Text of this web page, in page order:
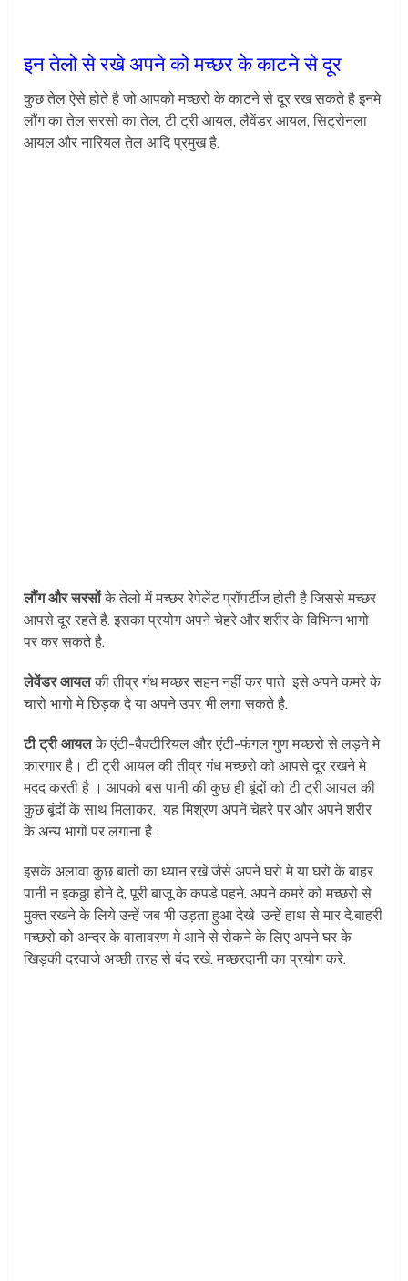
इन तेलो से रखे अपने को मच्छर के काटने से दूर
कुछ तेल ऐसे होते है जो आपको मच्छरो के काटने से दूर रख सकते है इनमे
लौंग का तेल सरसो का तेल, टी ट्री आयल, लैवेंडर आयल, सिट्रोनला
आयल और नारियल तेल आदि प्रमुख है.
लौंग और सरसोंके तेलो में मच्छर रेपेलेंट प्रॉपर्टीज होती है जिससे मच्छर
आपसे दूर रहते है. इसका प्रयोग अपने चेहरे और शरीर के विभिन्न भागो
पर कर सकते है.
लेवेंडर आयलकी तीव्र गंध मच्छर सहन नहीं कर पाते इसे अपने कमरे के
चारो भागो मे छिड़क दे या अपने उपर भी लगा सकते है.
टी ट्री आयलके एंटी-बैक्टीरियल और एंटी-फंगल गुण मच्छरो से लड़ने मे
कारगार है। टी ट्री आयल की तीव्र गंध मच्छरो को आपसे दूर रखने मे
मदद करती है । आपको बस पानी की कुछ ही बूंदों को टी ट्री आयल की
कुछ बूंदों के साथ मिलाकर, यह मिश्रण अपने चेहरे पर और अपने शरीर
के अन्य भागों पर लगाना है।
इसके अलावा कुछ बातो का ध्यान रखे जैसे अपने घरो मे या घरो के बाहर
पानी न इकठ्ठा होने दे, पूरी बाजू के कपडे पहने. अपने कमरे को मच्छरो से
मुक्त रखने के लिये उन्हें जब भी उड़ता हुआ देखे उन्हें हाथ से मार दे.बाहरी
मच्छरो को अन्दर के वातावरण मे आने से रोकने के लिए अपने घर के
खिड़की दरवाजे अच्छी तरह से बंद रखे. मच्छरदानी का प्रयोग करे.